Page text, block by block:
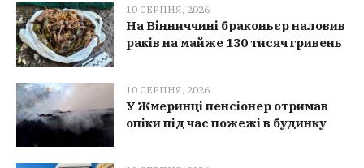
10 СЕРПНЯ, 2026
На Вінниччині браконьєр наловив
раків на майже 130 тисяч гривень
10 СЕРПНЯ, 2026
У Жмеринці пенсіонер отримав
опіки під час пожежі в будинку